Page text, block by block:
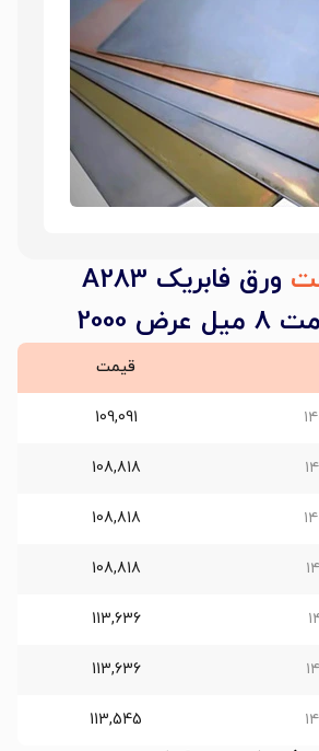
ورق فابریک A283
2000
قیمت
109,091
108,818
108,818
108,818
113,636
113,636
113,545